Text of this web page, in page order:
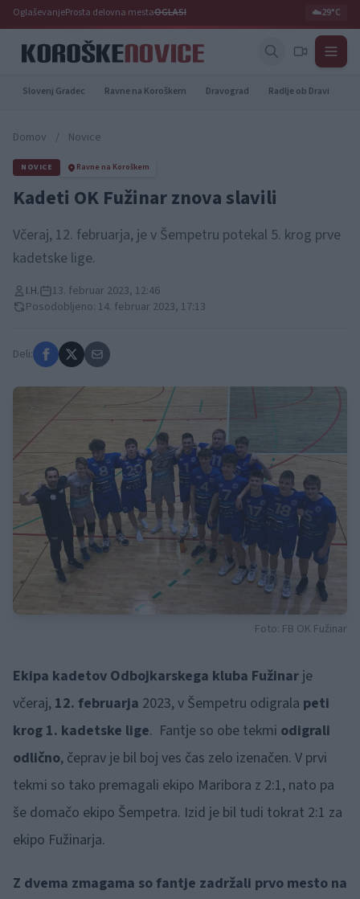
OglaševanjeProsta delovna mestaOGLASI ☁️29°C
Slovenj Gradec Ravne na Koroškem Dravograd Radlje ob Dravi
Domov / Novice
NOVICE Ravne na Koroškem
Kadeti OK Fužinar znova slavili
Včeraj, 12. februarja, je v Šempetru potekal 5. krog prve
kadetske lige.
I.H.
13. februar 2023, 12:46
Posodobljeno: 14. februar 2023, 17:13
Deli:
Foto: FB OK Fužinar
Ekipa kadetov Odbojkarskega kluba Fužinar je
včeraj, 12. februarja 2023, v Šempetru odigrala peti
krog 1. kadetske lige. Fantje so obe tekmi odigrali
odlično, čeprav je bil boj ves čas zelo izenačen. V prvi
tekmi so tako premagali ekipo Maribora z 2:1, nato pa
še domačo ekipo Šempetra. Izid je bil tudi tokrat 2:1 za
ekipo Fužinarja.
Z dvema zmagama so fantje zadržali prvo mesto na